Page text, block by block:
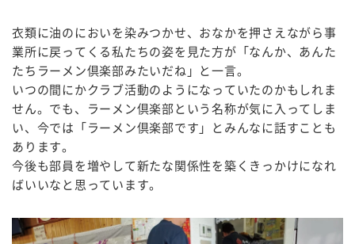
衣類に油のにおいを染みつかせ、おなかを押さえながら事
業所に戻ってくる私たちの姿を見た方が「なんか、あんた
たちラーメン倶楽部みたいだね」と一言。
いつの間にかクラブ活動のようになっていたのかもしれま
せん。でも、ラーメン倶楽部という名称が気に入ってしま
い、今では「ラーメン倶楽部です」とみんなに話すことも
あります。
今後も部員を増やして新たな関係性を築くきっかけになれ
ばいいなと思っています。